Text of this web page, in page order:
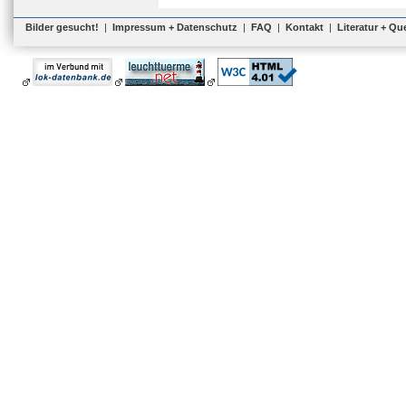
Bilder gesucht! | Impressum + Datenschutz | FAQ | Kontakt | Literatur +